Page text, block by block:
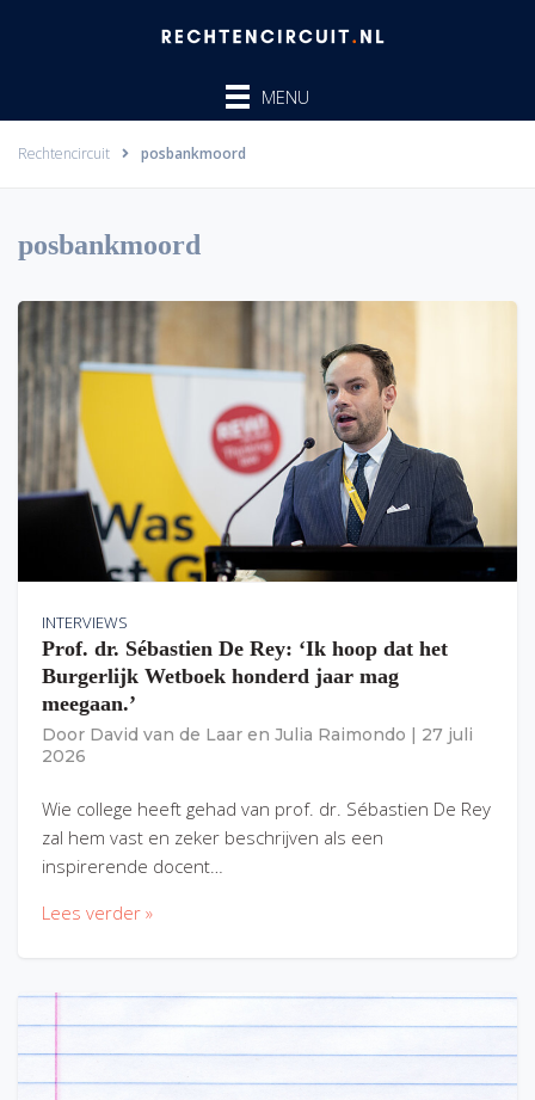
MENU
Rechtencircuit posbankmoord
posbankmoord
INTERVIEWS
Prof. dr. Sébastien De Rey: ‘Ik hoop dat het
Burgerlijk Wetboek honderd jaar mag
meegaan.’
Door David van de Laar en Julia Raimondo
27 juli
2026
Wie college heeft gehad van prof. dr. Sébastien De Rey
zal hem vast en zeker beschrijven als een
inspirerende docent…
Lees verder »